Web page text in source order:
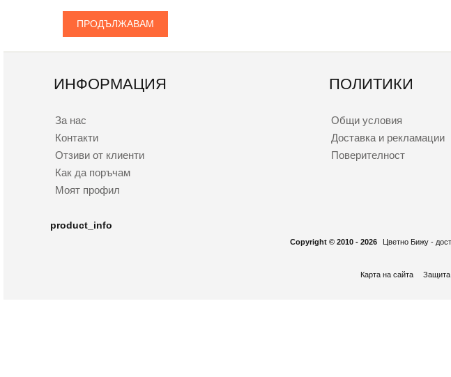
ПРОДЪЛЖАВАМ
ИНФОРМАЦИЯ
За нас
Контакти
Отзиви от клиенти
Как да поръчам
Моят профил
ПОЛИТИКИ
Общи условия
Доставка и рекламации
Поверителност
product_info
Copyright © 2010 - 2026 Цветно Бижу -
Карта на сайта Защита